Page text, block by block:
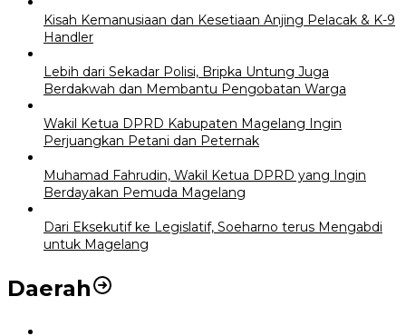
Kisah Kemanusiaan dan Kesetiaan Anjing Pelacak & K-9
Handler
Lebih dari Sekadar Polisi, Bripka Untung Juga
Berdakwah dan Membantu Pengobatan Warga
Wakil Ketua DPRD Kabupaten Magelang Ingin
Perjuangkan Petani dan Peternak
Muhamad Fahrudin, Wakil Ketua DPRD yang Ingin
Berdayakan Pemuda Magelang
Dari Eksekutif ke Legislatif, Soeharno terus Mengabdi
untuk Magelang
Daerah